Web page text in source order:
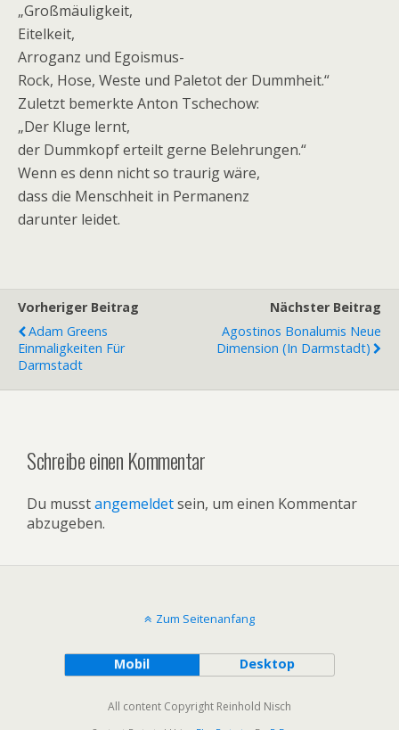
„Großmäuligkeit,
Eitelkeit,
Arroganz und Egoismus-
Rock, Hose, Weste und Paletot der Dummheit.“
Zuletzt bemerkte Anton Tschechow:
„Der Kluge lernt,
der Dummkopf erteilt gerne Belehrungen.“
Wenn es denn nicht so traurig wäre,
dass die Menschheit in Permanenz
darunter leidet.
Vorheriger Beitrag
Adam Greens
Einmaligkeiten Für
Darmstadt
Nächster Beitrag
Agostinos Bonalumis Neue
Dimension (in Darmstadt)
Schreibe einen Kommentar
Du musstangemeldetsein, um einen Kommentar
abzugeben.
Zum Seitenanfang
Mobil Desktop
All content Copyright Reinhold Nisch